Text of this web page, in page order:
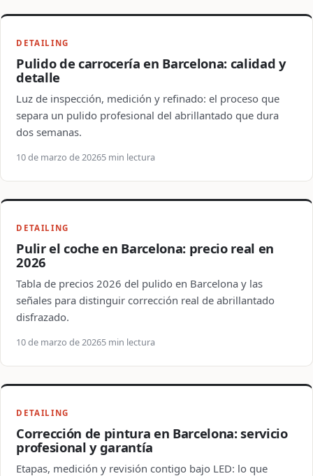
DETAILING
Pulido de carrocería en Barcelona: calidad y
detalle
Luz de inspección, medición y refinado: el proceso que
separa un pulido profesional del abrillantado que dura
dos semanas.
10 de marzo de 20265 min lectura
DETAILING
Pulir el coche en Barcelona: precio real en
2026
Tabla de precios 2026 del pulido en Barcelona y las
señales para distinguir corrección real de abrillantado
disfrazado.
10 de marzo de 20265 min lectura
DETAILING
Corrección de pintura en Barcelona: servicio
profesional y garantía
Etapas, medición y revisión contigo bajo LED: lo que